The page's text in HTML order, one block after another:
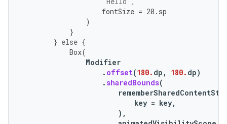
fontSize = 20. sp
)
}
} else {
Box(
Modifier
. offset(180. dp , 180. dp)
.sharedBounds(
key = key,
),